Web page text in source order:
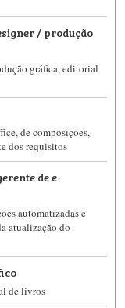
/ produção
gráfica, editorial
de composições,
dos requisitos
de e-
automatizadas e
atualização do
de livros